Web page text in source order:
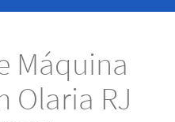
Máquina
Olaria RJ